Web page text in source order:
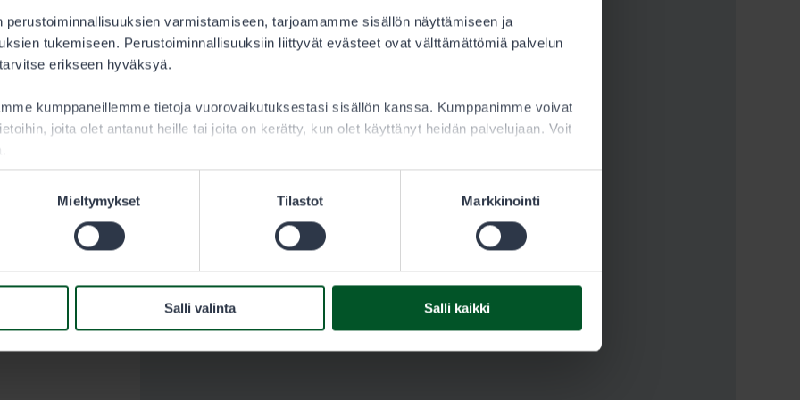
perustoiminnallisuuksien varmistamiseen, tarjoamamme sisällön näyttämiseen ja
tukemiseen. Perustoiminnallisuuksiin liittyvät evästeet ovat välttämättömiä palvelun
erikseen hyväksyä.
kumppaneillemme tietoja vuorovaikutuksestasi sisällön kanssa. Kumppanimme voivat
joita olet antanut heille tai joita on kerätty, kun olet käyttänyt heidän palvelujaan. Voit
Mieltymykset Tilastot Markkinointi
Salli valinta Salli kaikki
viidelle
ja
vuotta ja